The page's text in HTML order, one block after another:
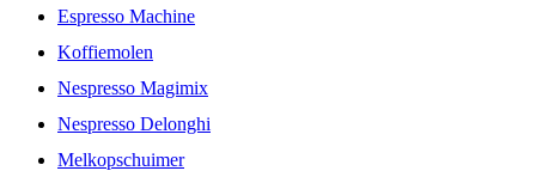
Espresso Machine
Koffiemolen
Nespresso Magimix
Nespresso Delonghi
Melkopschuimer